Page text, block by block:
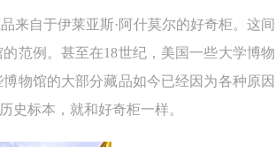
来自于伊莱亚斯·阿什莫尔的好奇柜。这间
范例。甚至在18世纪，美国一些大学博物
物馆的大部分藏品如今已经因为各种原因
史标本，就和好奇柜一样。